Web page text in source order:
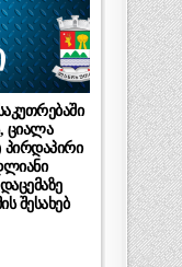
ციალა
პირდაპირი
შესახებ